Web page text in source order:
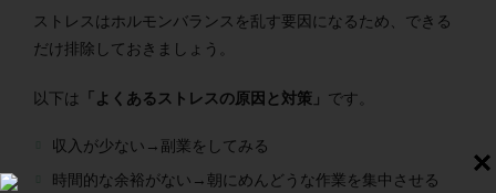
ストレスはホルモンバランスを乱す要因になるため、できる
だけ排除しておきましょう。
以下は 「よくあるストレスの原因と対策」 です。
収入が少ない→副業をしてみる
時間的な余裕がない→朝にめんどうな作業を集中させる